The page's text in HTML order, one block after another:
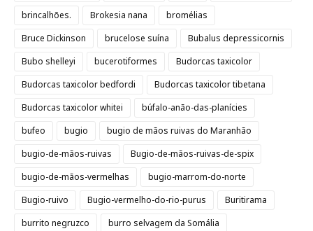
brincalhões.
Brokesia nana
bromélias
Bruce Dickinson
brucelose suína
Bubalus depressicornis
Bubo shelleyi
bucerotiformes
Budorcas taxicolor
Budorcas taxicolor bedfordi
Budorcas taxicolor tibetana
Budorcas taxicolor whitei
búfalo-anão-das-planícies
bufeo
bugio
bugio de mãos ruivas do Maranhão
bugio-de-mãos-ruivas
Bugio-de-mãos-ruivas-de-spix
bugio-de-mãos-vermelhas
bugio-marrom-do-norte
Bugio-ruivo
Bugio-vermelho-do-rio-purus
Buritirama
burrito negruzco
burro selvagem da Somália